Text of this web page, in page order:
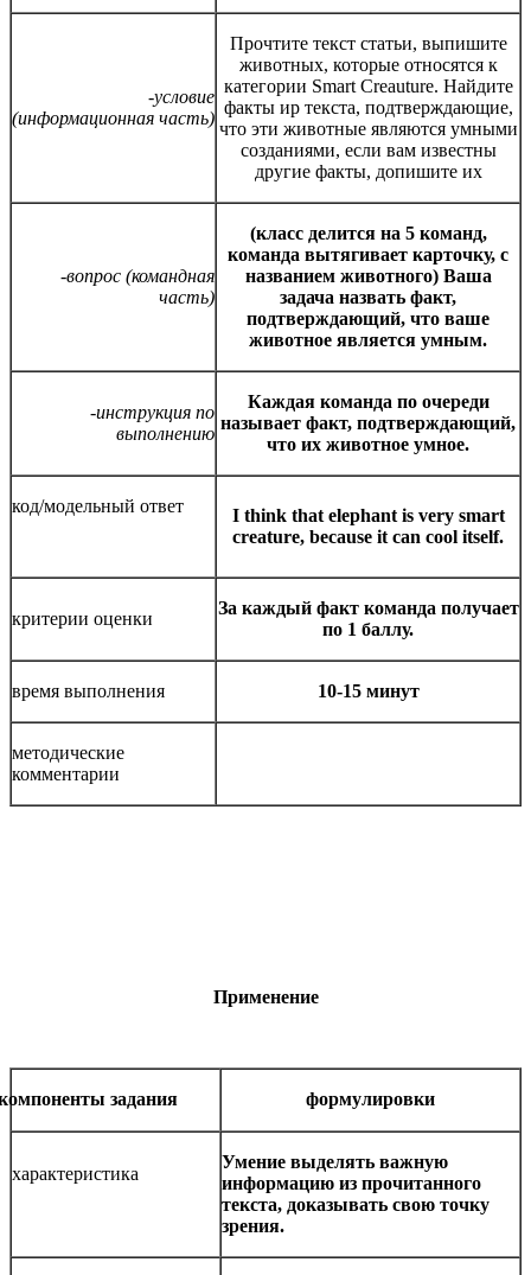
-условие
(информационная часть)
Прочтите текст статьи, выпишите
животных, которые относятся к
категории Smart Creauture. Найдите
факты иp текста, подтверждающие,
что эти животные являются умными
созданиями, если вам известны
другие факты, допишите их
-вопрос (командная
часть)
(класс делится на 5 команд,
команда вытягивает карточку, с
названием животного) Ваша
задача назвать факт,
подтверждающий, что ваше
животное является умным.
-инструкция по
выполнению
Каждая команда по очереди
называет факт, подтверждающий,
что их животное умное.
код/модельный ответ
I think that elephant is very smart
creature, because it can cool itself.
критерии оценки
За каждый факт команда получает
по 1 баллу.
время выполнения 10-15 минут
методические
комментарии
Применение
задания формулировки
характеристика
Умение выделять важную
информацию из прочитанного
текста, доказывать свою точку
зрения.